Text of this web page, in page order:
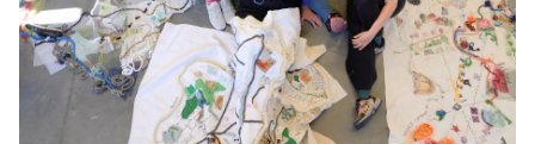
suivez-nous
Journal Vénerie- version papier
Newsletter